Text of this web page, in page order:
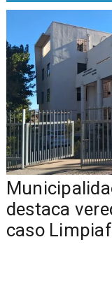
destaca
caso